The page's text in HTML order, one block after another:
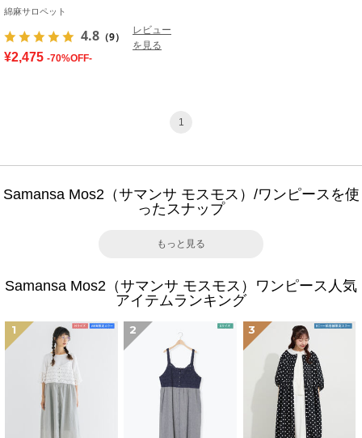
綿麻サロペット
4.8 （9）
レビュー
を見る
¥2,475 -70%OFF-
1
Samansa Mos2（サマンサ モスモス）/ワンピースを使
ったスナップ
もっと見る
Samansa Mos2（サマンサ モスモス）ワンピース人気
アイテムランキング
1 2 3